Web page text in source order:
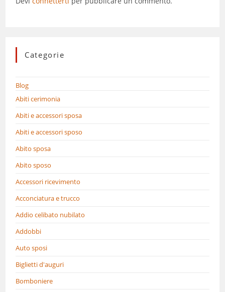
Categorie
Blog
Abiti cerimonia
Abiti e accessori sposa
Abiti e accessori sposo
Abito sposa
Abito sposo
Accessori ricevimento
Acconciatura e trucco
Addio celibato nubilato
Addobbi
Auto sposi
Biglietti d'auguri
Bomboniere